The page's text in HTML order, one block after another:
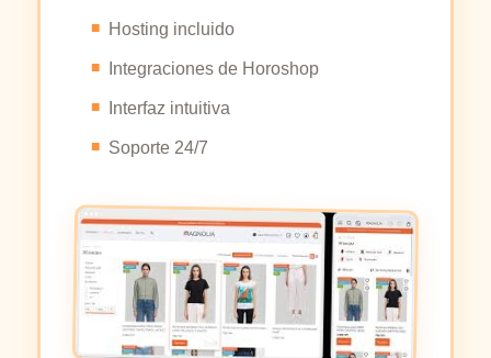
Hosting incluido
Integraciones de Horoshop
Interfaz intuitiva
Soporte 24/7